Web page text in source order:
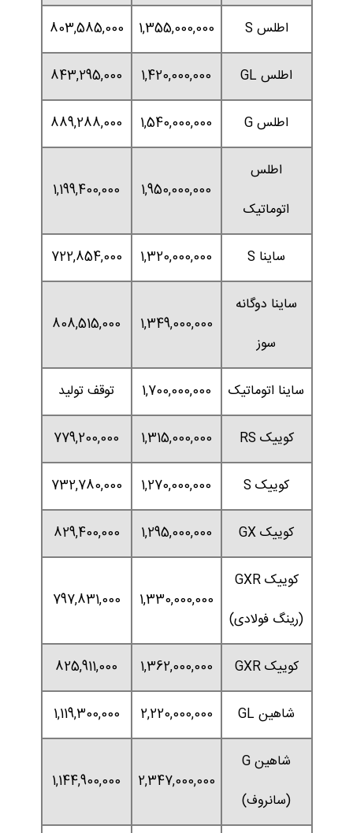
اطلس S 1,355,000,000
803,585,000
اطلس GL 1,420,000,000
843,295,000
اطلس G 1,540,000,000
889,288,000
اطلس
اتوماتیک
1,950,000,000
1,199,400,000
ساینا S 1,320,000,000
722,854,000
ساینا دوگانه
سوز
1,349,000,000
808,515,000
ساینا اتوماتیک 1,700,000,000 توقف تولید
کوییک RS 1,315,000,000
779,200,000
کوییک S 1,270,000,000
732,780,000
کوییک GX 1,295,000,000
829,400,000
کوییک GXR
(رینگ فولادی)
1,330,000,000
797,831,000
کوییک GXR 1,362,000,000
825,911,000
شاهین GL 2,220,000,000
1,119,300,000
شاهین G
(سانروف)
2,347,000,000
1,144,900,000